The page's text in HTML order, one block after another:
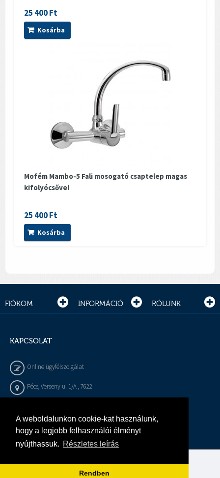
A weboldalunkon cookie-kat használunk,
hogy a legjobb felhasználói élményt
nyújthassuk. Részletes leírás
Rendben
25 400 Ft
Kosárba
Mofém Mambo-5 Fali mosogató csaptelep magas
kifolyócsővel
25 400 Ft
Kosárba
FIÓKOM INFORMÁCIÓ RÓLUNK
KAPCSOLAT
Online ügyfélszolgálat
Pécs, Verseny u. 1/A , 7622
info@gepeszbolt.hu
Árukereső, a hiteles vásárlási kalauz
Murányi Épületgépészet Kft.